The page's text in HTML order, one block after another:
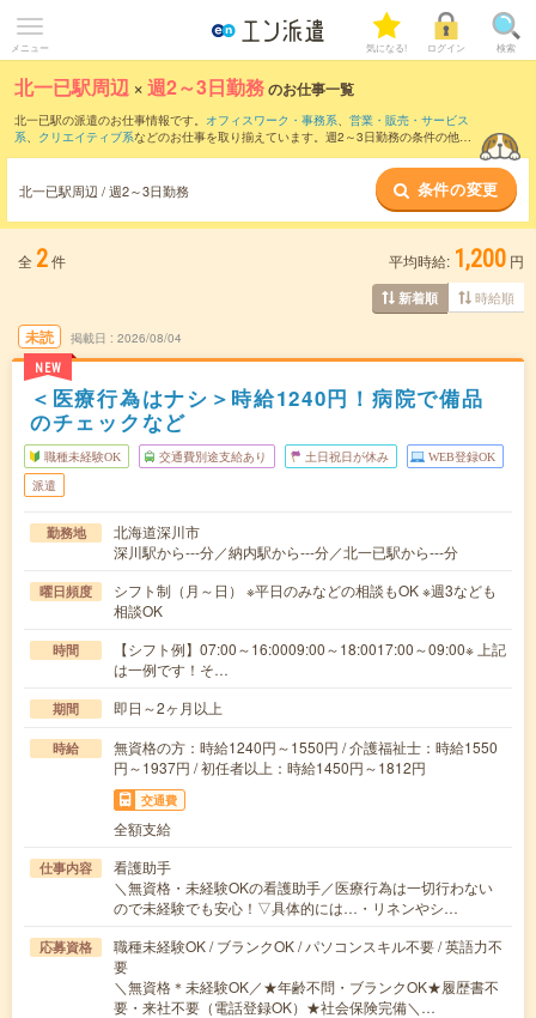
メニュー 気になる! ログイン 検索
北一已駅周辺 ×週2～3日勤務のお仕事一覧
北一已駅の派遣のお仕事情報です。 オフィスワーク・事務系、 営業・販売・サービス
系、 クリエイティブ系などのお仕事を取り揃えています。週2～3日勤務の条件の他
北一已駅周辺 / 週2～3日勤務 条件の変更
全 2件 平均時給: 1,200 円
新着順 時給順
未読
NEW
掲載日 2026/08/04
＜医療行為はナシ＞時給1240円！病院で備品
のチェックなど
職種未経験OK 交通費別途支給あり 土日祝日が休み WEB登録OK
派遣
勤務地
北海道深川市
深川駅から---分／納内駅から---分／北一已駅から---分
曜日頻度
シフト制（月～日） ※平日のみなどの相談もOK ※週3なども
相談OK
時間
【シフト例】07:00～16:0009:00～18:0017:00～09:00※ 上記
は一例です！そ…
期間 即日～2ヶ月以上
時給
無資格の方：時給1240円～1550円 / 介護福祉士：時給1550
円～1937円 / 初任者以上：時給1450円～1812円
交通費
全額支給
仕事内容
看護助手
＼無資格・未経験OKの看護助手／医療行為は一切行わない
ので未経験でも安心！▽具体的には…・リネンやシ…
応募資格
職種未経験OK / ブランクOK / パソコンスキル不要 / 英語力不
要
＼無資格＊未経験OK／★年齢不問・ブランクOK★履歴書不
要・来社不要（電話登録OK）★社会保険完備＼…